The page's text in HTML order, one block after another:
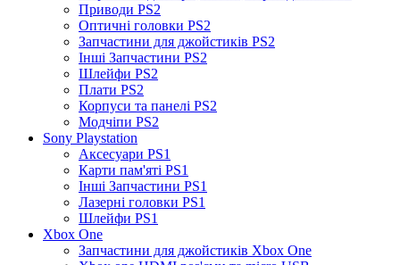
Приводи PS2
Оптичні головки PS2
Запчастини для джойстиків PS2
Інші Запчастини PS2
Шлейфи PS2
Плати PS2
Корпуси та панелі PS2
Модчіпи PS2
Sony Playstation
Аксесуари PS1
Карти пам'яті PS1
Інші Запчастини PS1
Лазерні головки PS1
Шлейфи PS1
Xbox One
Запчастини для джойстиків Xbox One